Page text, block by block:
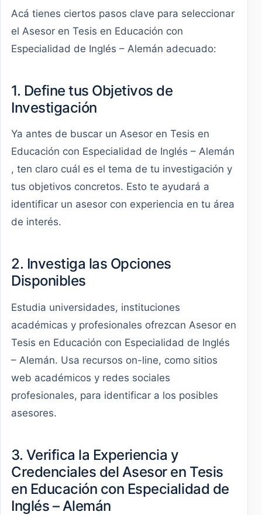
Acá tienes ciertos pasos clave para seleccionar
el Asesor en Tesis en Educación con
Especialidad de Inglés – Alemán adecuado:
1. Define tus Objetivos de
Investigación
Ya antes de buscar un Asesor en Tesis en
Educación con Especialidad de Inglés – Alemán
, ten claro cuál es el tema de tu investigación y
tus objetivos concretos. Esto te ayudará a
identificar un asesor con experiencia en tu área
de interés.
2. Investiga las Opciones
Disponibles
Estudia universidades, instituciones
académicas y profesionales ofrezcan Asesor en
Tesis en Educación con Especialidad de Inglés
– Alemán. Usa recursos on-line, como sitios
web académicos y redes sociales
profesionales, para identificar a los posibles
asesores.
3. Verifica la Experiencia y
Credenciales del Asesor en Tesis
en Educación con Especialidad de
Inglés – Alemán